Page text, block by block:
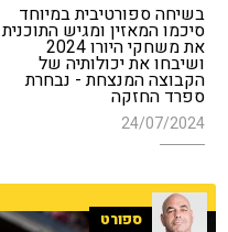
בשיחה ספורטיבית במיוחד
סיכמו המאזין ומגיש התוכנית
את משחקי היורו 2024
ושיבחו את יכולותיה של
הקבוצה המנצחת - נבחרת
ספרד החזקה
24/07/2024
ספורט